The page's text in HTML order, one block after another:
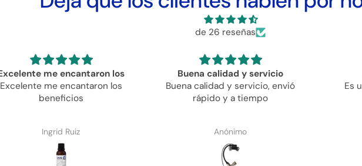
de 26 reseñas
Buena calidad y servicio
Buena calidad y servicio, envió
rápido y a tiempo
Anónimo
Es un excelente
Es un excelente producto
Anónimo